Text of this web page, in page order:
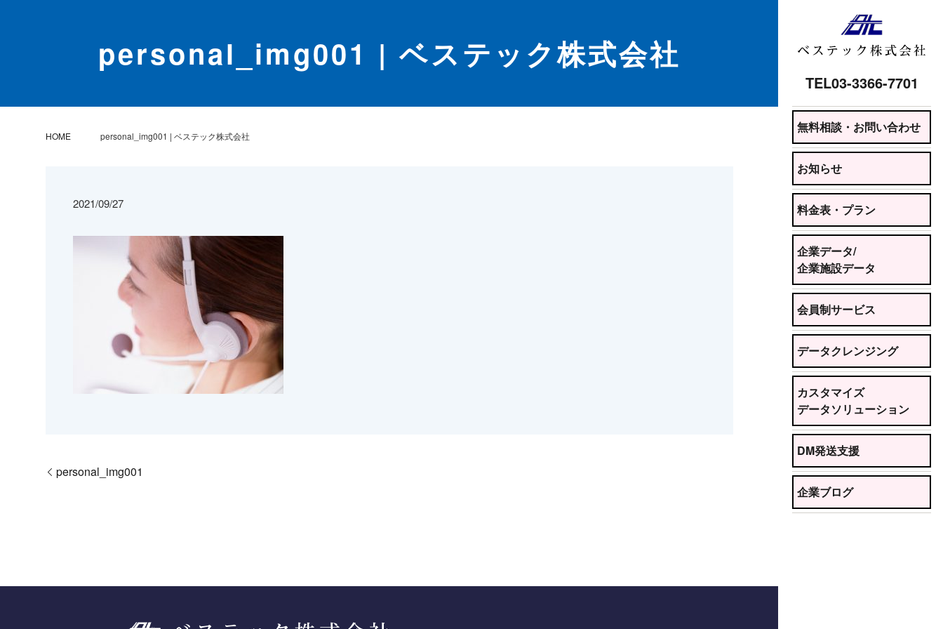
TEL03-3366-7701
無料相談・お問い合わせ
お知らせ
料金表・プラン
企業データ/
企業施設データ
会員制サービス
データクレンジング
カスタマイズ
データソリューション
DM発送支援
企業ブログ
personal_img001 | ベステック株式会社
HOME personal_img001 | ベステック株式会社
2021/09/27
personal_img001